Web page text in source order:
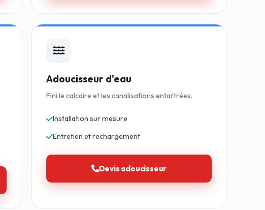
Adoucisseur d'eau
Fini le calcaire et les canalisations entartrées.
Installation sur mesure
Entretien et rechargement
Devis adoucisseur